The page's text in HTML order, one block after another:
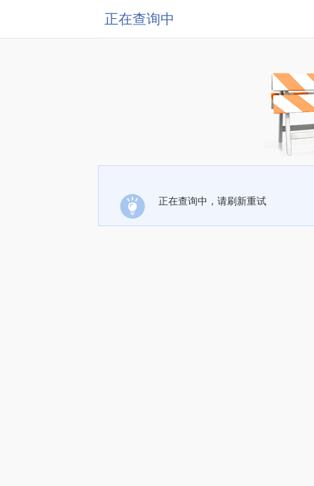
正在查询中
正在查询中，请刷新重试